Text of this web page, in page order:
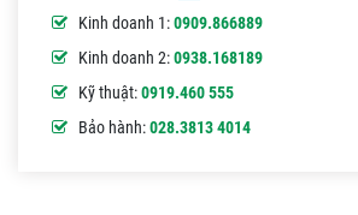
Kinh doanh 1:0909.866889
Kinh doanh 2:0938.168189
Kỹ thuật:0919.460 555
Bảo hành:028.3813 4014